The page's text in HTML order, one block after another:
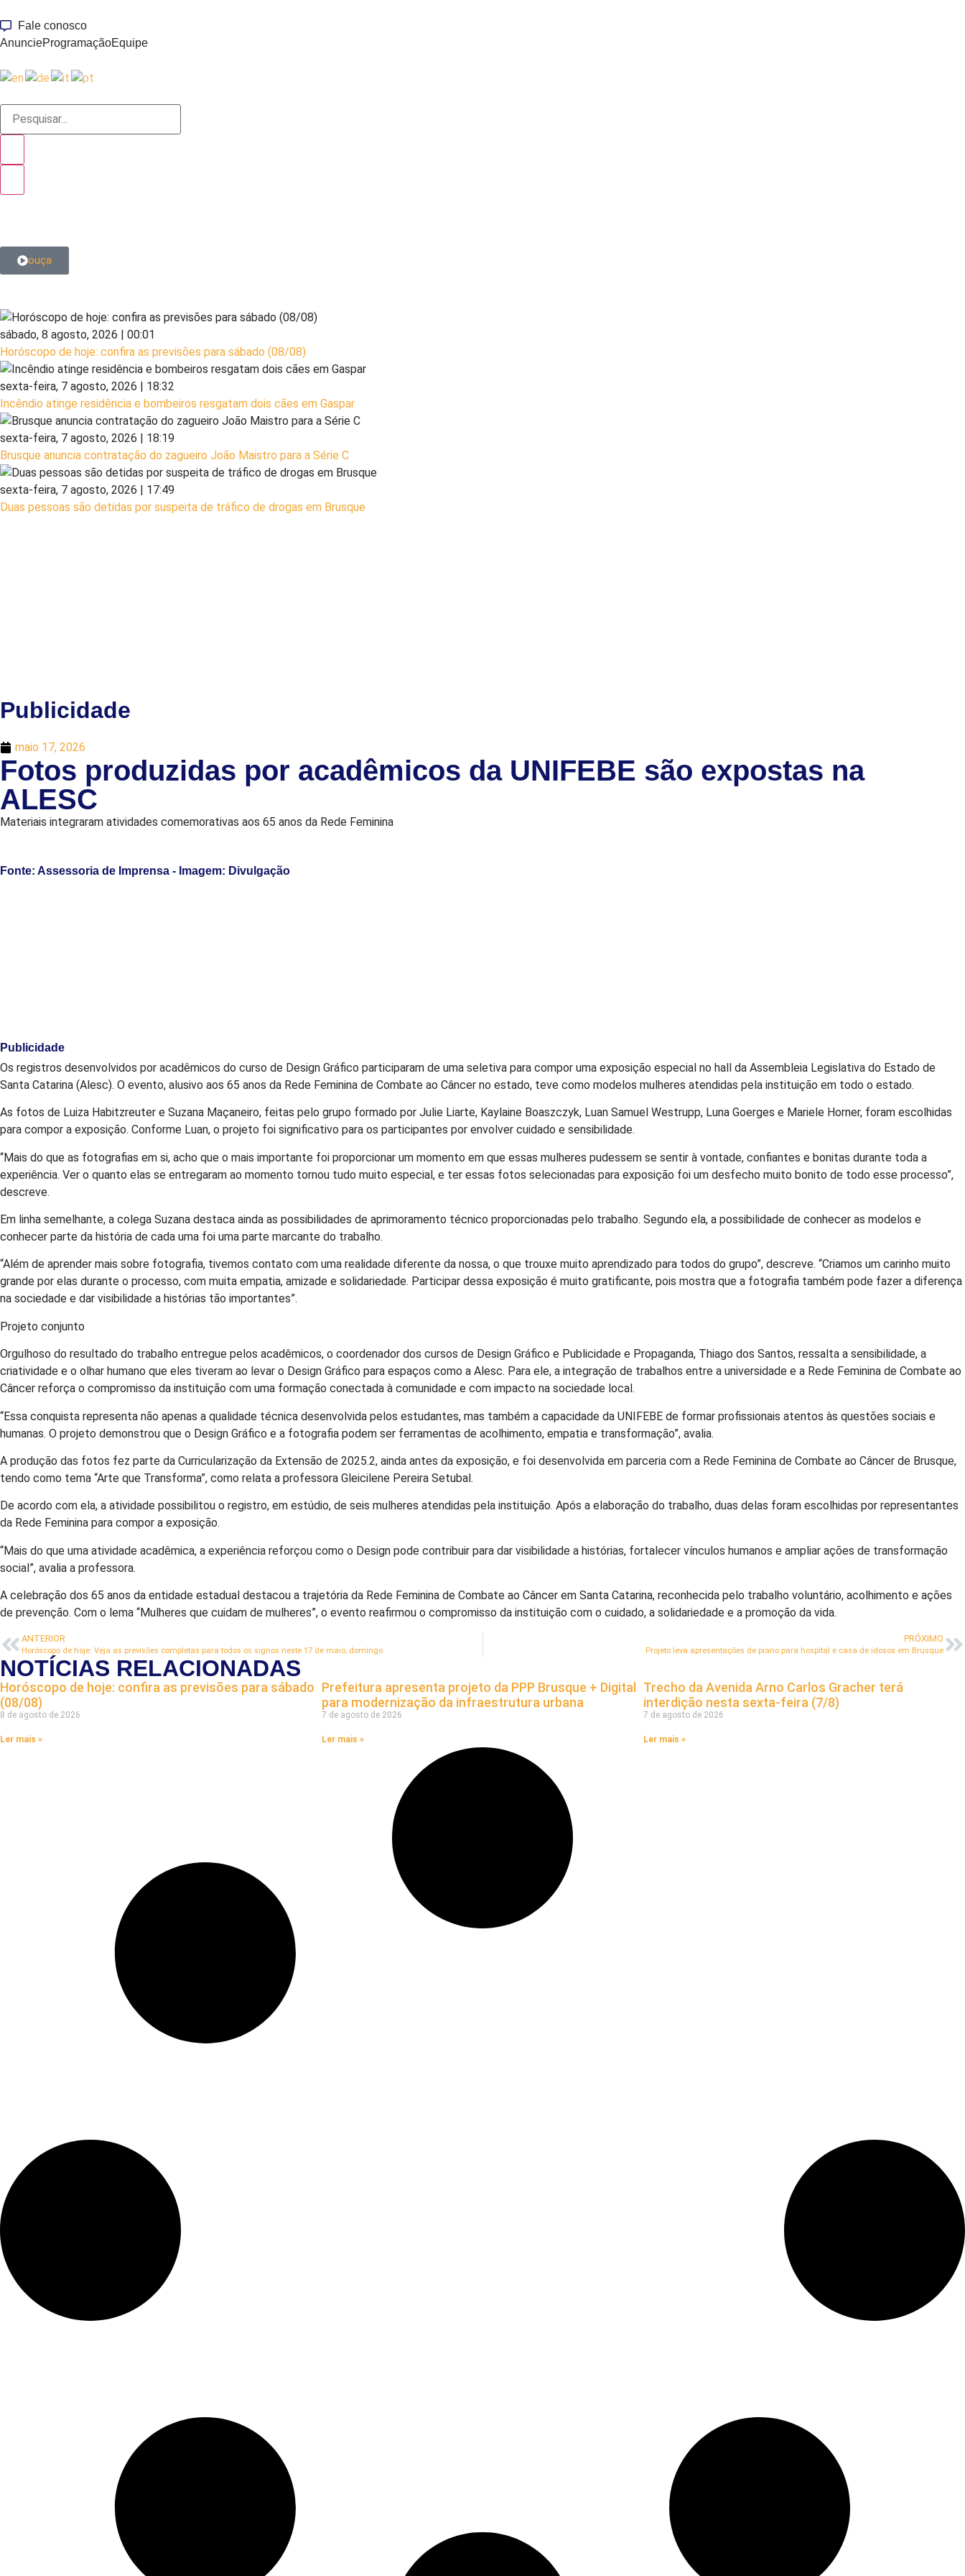
Fale conosco
AnuncieProgramaçãoEquipe
ouça
sábado, 8 agosto, 2026 | 00:01
Horóscopo de hoje: confira as previsões para sábado (08/08)
sexta-feira, 7 agosto, 2026 | 18:32
Incêndio atinge residência e bombeiros resgatam dois cães em Gaspar
sexta-feira, 7 agosto, 2026 | 18:19
Brusque anuncia contratação do zagueiro João Maistro para a Série C
sexta-feira, 7 agosto, 2026 | 17:49
Duas pessoas são detidas por suspeita de tráfico de drogas em Brusque
Publicidade
maio 17, 2026
Fotos produzidas por acadêmicos da UNIFEBE são expostas na
ALESC
Materiais integraram atividades comemorativas aos 65 anos da Rede Feminina
Fonte: Assessoria de Imprensa - Imagem: Divulgação
Publicidade
Os registros desenvolvidos por acadêmicos do curso de Design Gráfico participaram de uma seletiva para compor uma exposição especial no hall da Assembleia Legislativa do Estado de
Santa Catarina (Alesc). O evento, alusivo aos 65 anos da Rede Feminina de Combate ao Câncer no estado, teve como modelos mulheres atendidas pela instituição em todo o estado.
As fotos de Luiza Habitzreuter e Suzana Maçaneiro, feitas pelo grupo formado por Julie Liarte, Kaylaine Boaszczyk, Luan Samuel Westrupp, Luna Goerges e Mariele Horner, foram escolhidas
para compor a exposição. Conforme Luan, o projeto foi significativo para os participantes por envolver cuidado e sensibilidade.
“Mais do que as fotografias em si, acho que o mais importante foi proporcionar um momento em que essas mulheres pudessem se sentir à vontade, confiantes e bonitas durante toda a
experiência. Ver o quanto elas se entregaram ao momento tornou tudo muito especial, e ter essas fotos selecionadas para exposição foi um desfecho muito bonito de todo esse processo”,
descreve.
Em linha semelhante, a colega Suzana destaca ainda as possibilidades de aprimoramento técnico proporcionadas pelo trabalho. Segundo ela, a possibilidade de conhecer as modelos e
conhecer parte da história de cada uma foi uma parte marcante do trabalho.
“Além de aprender mais sobre fotografia, tivemos contato com uma realidade diferente da nossa, o que trouxe muito aprendizado para todos do grupo”, descreve. “Criamos um carinho muito
grande por elas durante o processo, com muita empatia, amizade e solidariedade. Participar dessa exposição é muito gratificante, pois mostra que a fotografia também pode fazer a diferença
na sociedade e dar visibilidade a histórias tão importantes”.
Projeto conjunto
Orgulhoso do resultado do trabalho entregue pelos acadêmicos, o coordenador dos cursos de Design Gráfico e Publicidade e Propaganda, Thiago dos Santos, ressalta a sensibilidade, a
criatividade e o olhar humano que eles tiveram ao levar o Design Gráfico para espaços como a Alesc. Para ele, a integração de trabalhos entre a universidade e a Rede Feminina de Combate ao
Câncer reforça o compromisso da instituição com uma formação conectada à comunidade e com impacto na sociedade local.
“Essa conquista representa não apenas a qualidade técnica desenvolvida pelos estudantes, mas também a capacidade da UNIFEBE de formar profissionais atentos às questões sociais e
humanas. O projeto demonstrou que o Design Gráfico e a fotografia podem ser ferramentas de acolhimento, empatia e transformação”, avalia.
A produção das fotos fez parte da Curricularização da Extensão de 2025.2, ainda antes da exposição, e foi desenvolvida em parceria com a Rede Feminina de Combate ao Câncer de Brusque,
tendo como tema “Arte que Transforma”, como relata a professora Gleicilene Pereira Setubal.
De acordo com ela, a atividade possibilitou o registro, em estúdio, de seis mulheres atendidas pela instituição. Após a elaboração do trabalho, duas delas foram escolhidas por representantes
da Rede Feminina para compor a exposição.
“Mais do que uma atividade acadêmica, a experiência reforçou como o Design pode contribuir para dar visibilidade a histórias, fortalecer vínculos humanos e ampliar ações de transformação
social”, avalia a professora.
A celebração dos 65 anos da entidade estadual destacou a trajetória da Rede Feminina de Combate ao Câncer em Santa Catarina, reconhecida pelo trabalho voluntário, acolhimento e ações
de prevenção. Com o lema “Mulheres que cuidam de mulheres”, o evento reafirmou o compromisso da instituição com o cuidado, a solidariedade e a promoção da vida.
ANTERIOR
Horóscopo de hoje: Veja as previsões completas para todos os signos neste 17 de maio, domingo
PRÓXIMO
Projeto leva apresentações de piano para hospital e casa de idosos em Brusque
NOTÍCIAS RELACIONADAS
Horóscopo de hoje: confira as previsões para sábado
(08/08)
8 de agosto de 2026
Ler mais »
Prefeitura apresenta projeto da PPP Brusque + Digital
para modernização da infraestrutura urbana
7 de agosto de 2026
Ler mais »
Trecho da Avenida Arno Carlos Gracher terá
interdição nesta sexta-feira (7/8)
7 de agosto de 2026
Ler mais »